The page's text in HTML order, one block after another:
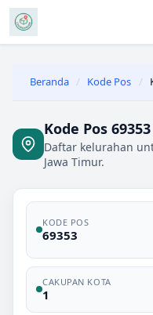
Beranda / Kode Pos /
Kode Pos
Daftar kelurahan
Jawa Timur.
KODE POS
69353
CAKUPAN KOTA
1